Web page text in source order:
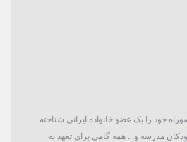
هموراه خود را یک عضو خانواده ایرانی شناخته
مدرسه و... همه گامی برای تعهد به